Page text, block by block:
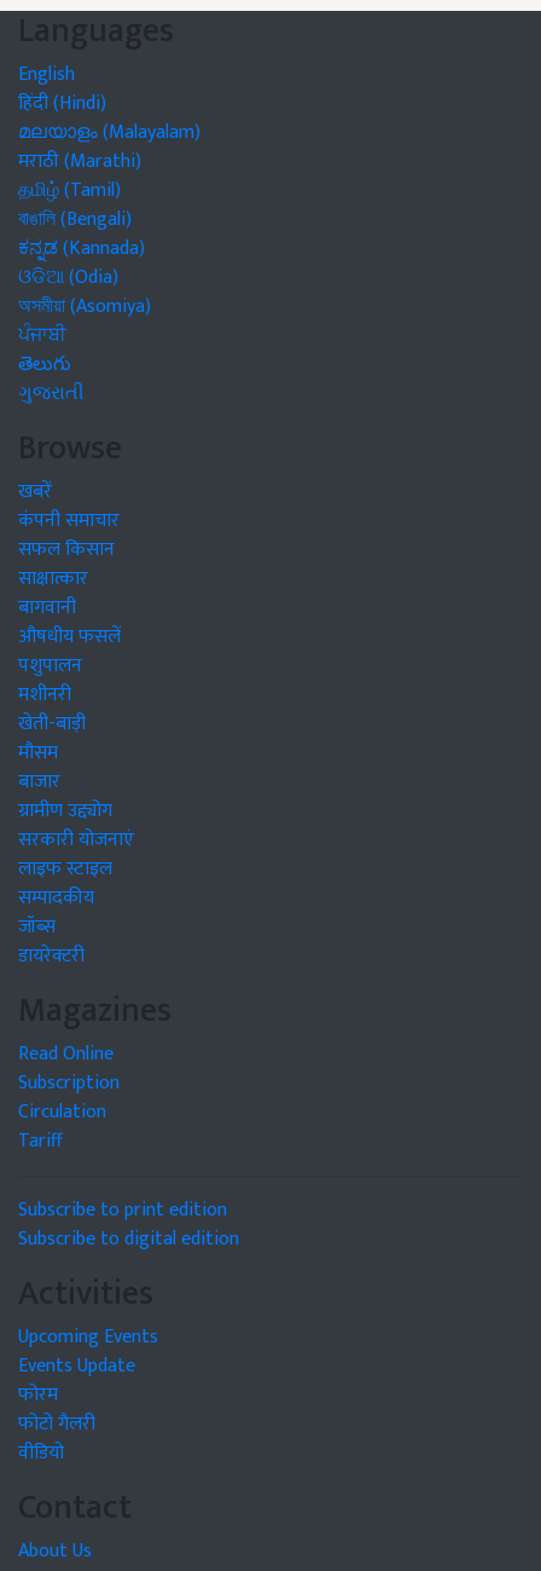
Languages
English
हिंदी (Hindi)
മലയാളം (Malayalam)
मराठी (Marathi)
தமிழ் (Tamil)
বাঙালি (Bengali)
ಕನ್ನಡ (Kannada)
ଓଡିଆ (Odia)
অসমীয়া (Asomiya)
ਪੰਜਾਬੀ
తెలుగు
ગુજરાતી
Browse
खबरें
कंपनी समाचार
सफल किसान
साक्षात्कार
बागवानी
औषधीय फसलें
पशुपालन
मशीनरी
खेती-बाड़ी
मौसम
बाजार
ग्रामीण उद्द्योग
सरकारी योजनाएं
लाइफ स्टाइल
सम्पादकीय
जॉब्स
डायरेक्टरी
Magazines
Read Online
Subscription
Circulation
Tariff
Subscribe to print edition
Subscribe to digital edition
Activities
Upcoming Events
Events Update
फोरम
फोटो गैलरी
वीडियो
Contact
About Us